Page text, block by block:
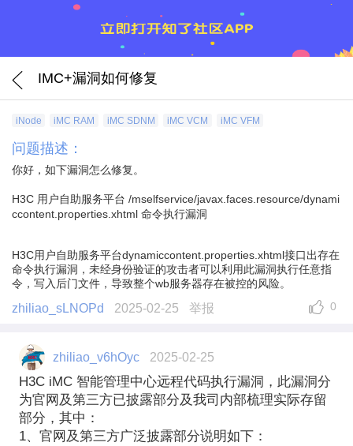
IMC+漏洞如何修复
iNode iMC RAM iMC SDNM iMC VCM iMC VFM
问题描述：
你好，如下漏洞怎么修复。
H3C 用户自助服务平台 /mselfservice/javax.faces.resource/dynami
ccontent.properties.xhtml 命令执行漏洞
H3C用户自助服务平台dynamiccontent.properties.xhtml接口出存在
命令执行漏洞，未经身份验证的攻击者可以利用此漏洞执行任意指
令，写入后门文件，导致整个wb服务器存在被控的风险。
zhiliao_sLNOPd 2025-02-25 举报 0
zhiliao_v6hOyc 2025-02-25
H3C iMC 智能管理中心远程代码执行漏洞，此漏洞分
为官网及第三方已披露部分及我司内部梳理实际存留
部分，其中：
1、官网及第三方广泛披露部分说明如下：